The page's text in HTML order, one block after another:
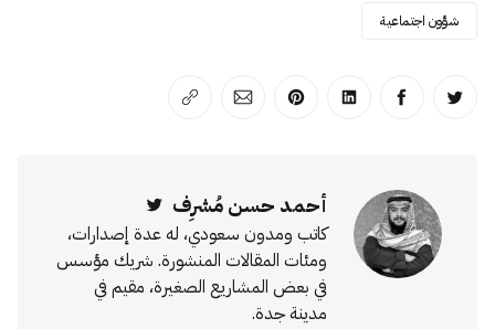
شؤون اجتماعية
انشر على تويترانشر على الفيسبوك
انشر على لينكد إن
انشر على بينترست
انشر على الإيميل
انسخ الرابط
أحمد حسن مُشرِف
كاتب ومدون سعودي، له عدة إصدارات،
ومئات المقالات المنشورة. شريك مؤسس
في بعض المشاريع الصغيرة، مقيم في
مدينة جدة.